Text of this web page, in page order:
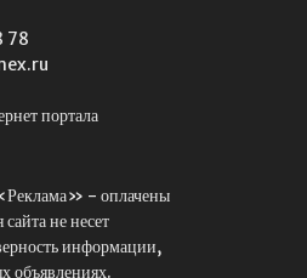
78
портала
- оплачены
не несет
информации,
объявлениях.